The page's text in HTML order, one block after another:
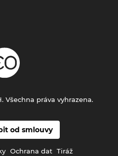
od smlouvy
Ochrana dat Tiráž
Všechna práva vyhrazena.